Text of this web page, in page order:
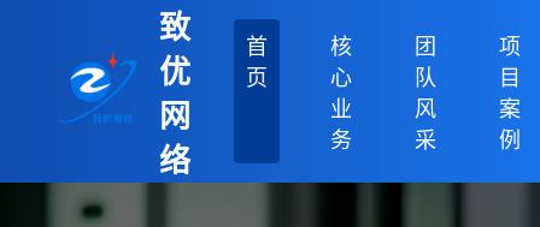
致
优
网
络
首
页
核
心
业
务
团
队
风
采
项
目
案
例